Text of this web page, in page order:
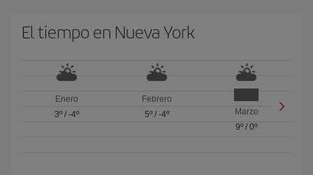
El tiempo en Nueva York
Enero
3º/ -4º
Febrero
5º/ -4º
Marzo
9º /0º